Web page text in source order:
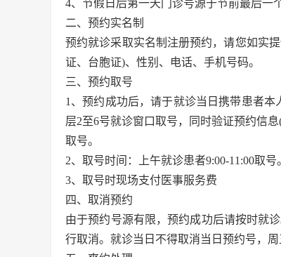
4、节假日后第一天门诊号源于节前最后一
二、预约实名制
预约就诊采取实名制注册预约，请您如实
证、台胞证)、性别、电话、手机号码。
三、预约取号
1、预约成功后，请于就诊当日携带患者
层2至6号就诊窗口取号，同时验证预约信
取号。
2、取号时间：上午就诊患者9:00-11:00取
3、取号时现场支付医事服务费
四、取消预约
由于预约号源有限，预约成功后请按时就
行取消。就诊当日不得取消当日预约号，周